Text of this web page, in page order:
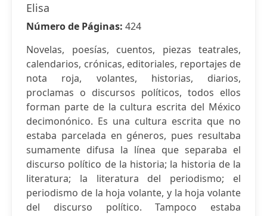
Elisa
Número de Páginas: 424
Novelas, poesías, cuentos, piezas teatrales,
calendarios, crónicas, editoriales, reportajes de
nota roja, volantes, historias, diarios,
proclamas o discursos políticos, todos ellos
forman parte de la cultura escrita del México
decimonónico. Es una cultura escrita que no
estaba parcelada en géneros, pues resultaba
sumamente difusa la línea que separaba el
discurso político de la historia; la historia de la
literatura; la literatura del periodismo; el
periodismo de la hoja volante, y la hoja volante
del discurso político. Tampoco estaba